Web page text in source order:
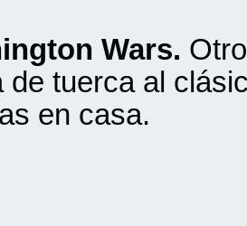
Wars.
de tuerca al
en casa.